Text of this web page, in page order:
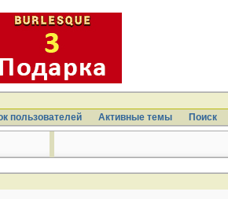
пользователей Активные темы Поиcк